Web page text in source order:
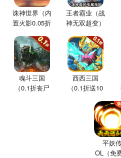
诛神世界（内
置火影0.05折
王者霸业（战
神无双超变）
魂斗三国
（0.1折丧尸
西西三国
（0.1折送10
平妖
OL（免